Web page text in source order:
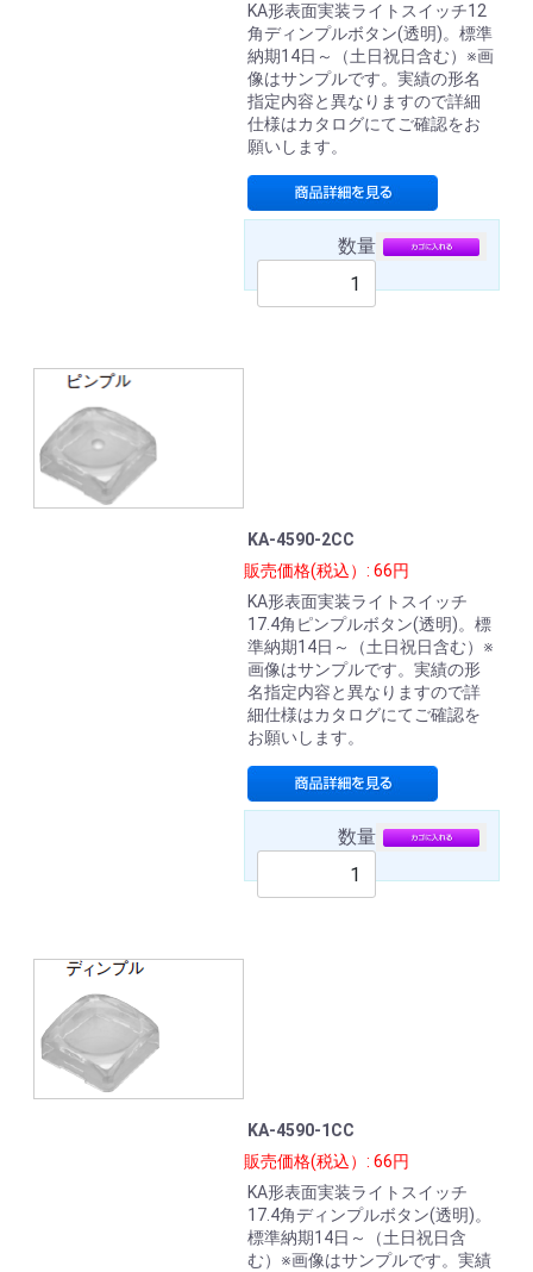
KA形表面実装ライトスイッチ12
角ディンプルボタン(透明)。標準
納期14日～（土日祝日含む）※画
像はサンプルです。実績の形名
指定内容と異なりますので詳細
仕様はカタログにてご確認をお
願いします。
数量
KA-4590-2CC
販売価格(税込）: 66円
KA形表面実装ライトスイッチ
17.4角ピンプルボタン(透明)。標
準納期14日～（土日祝日含む）※
画像はサンプルです。実績の形
名指定内容と異なりますので詳
細仕様はカタログにてご確認を
お願いします。
数量
KA-4590-1CC
販売価格(税込）: 66円
KA形表面実装ライトスイッチ
17.4角ディンプルボタン(透明)。
標準納期14日～（土日祝日含
む）※画像はサンプルです。実績